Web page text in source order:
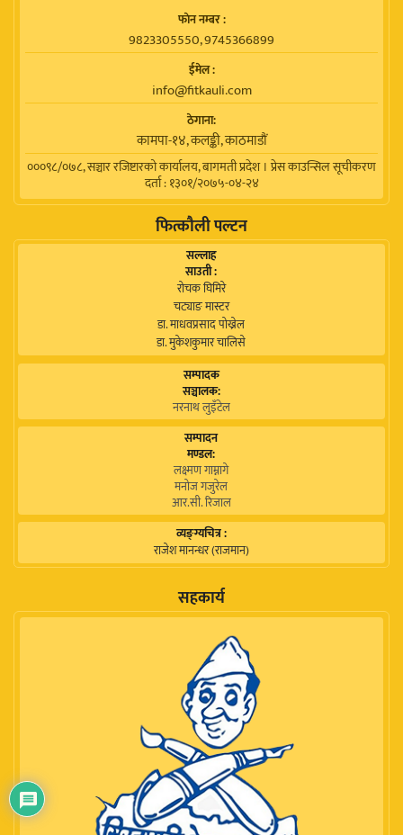
फाेन नम्बर :
9823305550, 9745366899
ईमेल :
info@fitkauli.com
ठेगाना:
कामपा-१४, कलङ्की, काठमाडाैं
०००९८/०७८, सञ्चार रजिष्टारको कार्यालय, बागमती प्रदेश । प्रेस काउन्सिल सूचीकरण
दर्ता : १३०१/२०७५-०४-२४
फित्कौली पल्टन
सल्लाह
साउती :
रोचक घिमिरे
चट्याङ मास्टर
डा. माधवप्रसाद पोख्रेल
डा. मुकेशकुमार चालिसे
सम्पादक
सञ्चालक:
नरनाथ लुइँटेल
सम्पादन
मण्डल:
लक्ष्मण गाम्नागे
मनोज गजुरेल
आर.सी. रिजाल
व्यङ्ग्यचित्र :
राजेश मानन्धर (राजमान)
सहकार्य